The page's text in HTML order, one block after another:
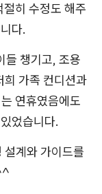
히 수정도 해주
다.
들 챙기고, 조용
희 가족 컨디션과
연휴였음에도
었습니다.
계와 가이드를